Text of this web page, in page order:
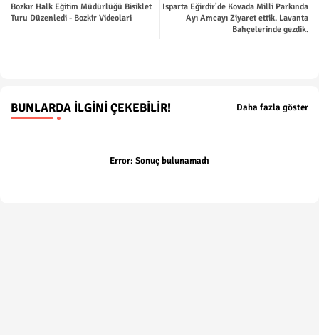
ter tsap
Isparta Eğirdir'de Kovada Milli Parkında
Ayı Amcayı Ziyaret ettik. Lavanta
Bahçelerinde gezdik.
Bozkır Halk Eğitim Müdürlüğü Bisiklet
Turu Düzenledi - Bozkir Videolari
BUNLARDA İLGINI ÇEKEBILIR! Daha fazla göster
Error: Sonuç bulunamadı